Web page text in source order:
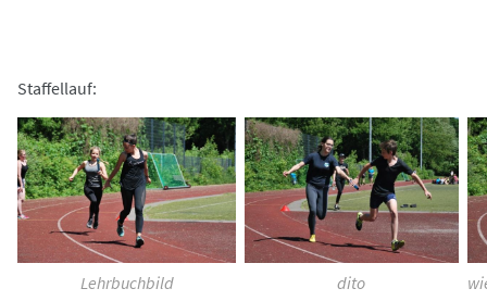
Staffellauf:
Lehrbuchbild dito